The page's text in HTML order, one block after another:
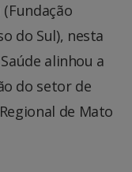
(Fundação
do Sul), nesta
alinhou a
do setor de
de Mato